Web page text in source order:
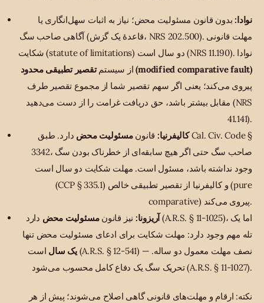
نوادا:بدون قانون مسئولیت محض؛ نیاز به اثبات سهل‌انگاری یا
آگاهی صاحب سگ (قاعدهٔ یک گزش، NRS 202.500). مهلت قانونی
شکایت (statute of limitations) دو سال است (NRS 11.190). نوادا
از سیستم تقصیر تطبیقی محدود (modified comparative fault)
پیروی می‌کند؛ یعنی اگر سهم تقصیر شما از مجموع تقصیر طرف
مقابل بیشتر باشد، حق دریافت غرامت را از دست می‌دهید (NRS
41.141).
کالیفرنیا:قانونمسئولیت محض دارد. طبق Cal. Civ. Code §
3342، صاحب سگ حتی اگر هیچ سابقه‌ای از خطرناک بودن سگ
وجود نداشته باشد، مسئول است. مهلت شکایت دو سال است
(CCP § 335.1) و کالیفرنیا از تقصیر تطبیقی خالص (pure
comparative) پیروی می‌کند.
آریزونا: نیز قانونمسئولیت محض دارد (A.R.S. § 11-1025)، اما یک
تله مهم وجود دارد: مهلت شکایت برای ادعای مسئولیت محض تنها
یک سال است (A.R.S. § 12-541) — نصف مهلت معمول دو ساله.
تحریک سگ یک دفاع کامل محسوب می‌شود (A.R.S. § 11-1027).
نکته: ارقام و مهلت‌های قانونی گاهی اصلاح می‌شوند؛ پیش از هر